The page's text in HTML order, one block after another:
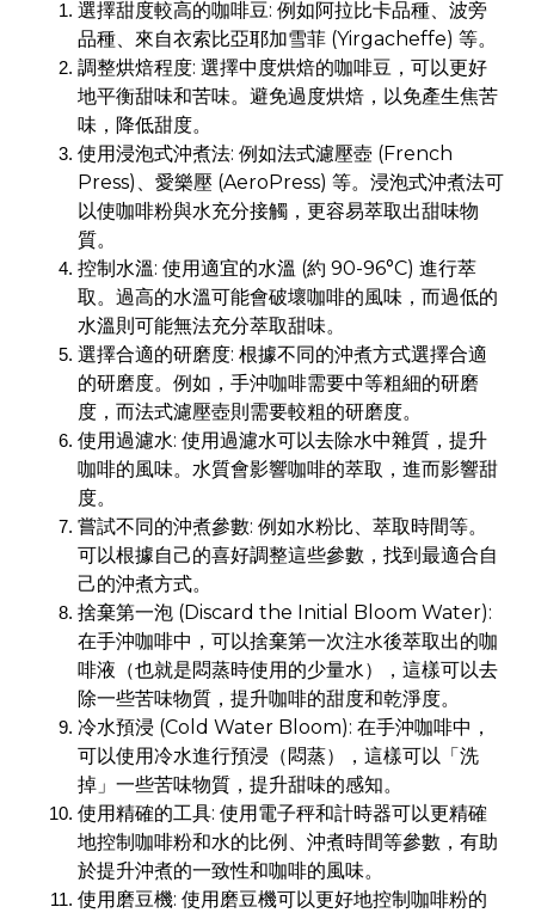
選擇甜度較高的咖啡豆: 例如阿拉比卡品種、波旁
品種、來自衣索比亞耶加雪菲 (Yirgacheffe) 等。
調整烘焙程度: 選擇中度烘焙的咖啡豆，可以更好
地平衡甜味和苦味。避免過度烘焙，以免產生焦苦
味，降低甜度。
使用浸泡式沖煮法: 例如法式濾壓壺 (French
Press)、愛樂壓 (AeroPress) 等。浸泡式沖煮法可
以使咖啡粉與水充分接觸，更容易萃取出甜味物
質。
控制水溫: 使用適宜的水溫 (約 90-96°C) 進行萃
取。過高的水溫可能會破壞咖啡的風味，而過低的
水溫則可能無法充分萃取甜味。
選擇合適的研磨度: 根據不同的沖煮方式選擇合適
的研磨度。例如，手沖咖啡需要中等粗細的研磨
度，而法式濾壓壺則需要較粗的研磨度。
使用過濾水: 使用過濾水可以去除水中雜質，提升
咖啡的風味。水質會影響咖啡的萃取，進而影響甜
度。
嘗試不同的沖煮參數: 例如水粉比、萃取時間等。
可以根據自己的喜好調整這些參數，找到最適合自
己的沖煮方式。
捨棄第一泡 (Discard the Initial Bloom Water):
在手沖咖啡中，可以捨棄第一次注水後萃取出的咖
啡液（也就是悶蒸時使用的少量水），這樣可以去
除一些苦味物質，提升咖啡的甜度和乾淨度。
冷水預浸 (Cold Water Bloom): 在手沖咖啡中，
可以使用冷水進行預浸（悶蒸），這樣可以「洗
掉」一些苦味物質，提升甜味的感知。
使用精確的工具: 使用電子秤和計時器可以更精確
地控制咖啡粉和水的比例、沖煮時間等參數，有助
於提升沖煮的一致性和咖啡的風味。
使用磨豆機: 使用磨豆機可以更好地控制咖啡粉的